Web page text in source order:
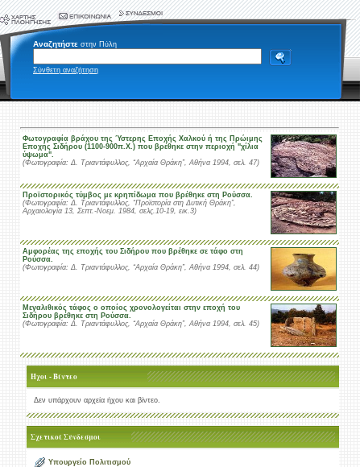
Αναζητήστε στην Πύλη
Σύνθετη αναζήτηση
Φωτογραφία βράχου της Ύστερης Eποχής Xαλκού ή της Πρώιμης
Eποχής Σιδήρου (1100-900π.Χ.) που βρέθηκε στην περιοχή "χίλια
ύψωμα".
(Φωτογραφία: Δ. Τριαντάφυλλος, “Αρχαία Θράκη”, Αθήνα 1994, σελ. 47)
Προϊστορικός τύμβος με κρηπίδωμα που βρέθηκε στη Ρούσσα.
(Φωτογραφία: Δ. Τριαντάφυλλος, “Προϊστορία στη Δυτική Θράκη”,
Αρχαιολογία 13, Σεπτ.-Noεμ. 1984, σελς.10-19, εικ.3)
Αμφορέας της εποχής του Σιδήρου που βρέθηκε σε τάφο στη
Ρούσσα.
(Φωτογραφία: Δ. Τριαντάφυλλος, “Αρχαία Θράκη”, Αθήνα 1994, σελ. 44)
Μεγαλιθικός τάφος ο οποίος χρονολογείται στην εποχή του
Σιδήρου βρέθηκε στη Ρούσσα.
(Φωτογραφία: Δ. Τριαντάφυλλος, “Αρχαία Θράκη”, Αθήνα 1994, σελ. 45)
Ήχοι - Βίντεο
Δεν υπάρχουν αρχεία ήχου και βίντεο.
Σχετικοί Σύνδεσμοι
Υπουργείο Πολιτισμού